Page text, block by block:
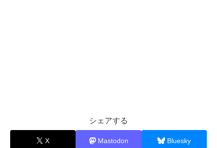
シェアする
X Mastodon Bluesky